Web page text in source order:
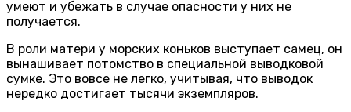
умеют и убежать в случае опасности у них не
получается.
В роли матери у морских коньков выступает самец, он
вынашивает потомство в специальной выводковой
сумке. Это вовсе не легко, учитывая, что выводок
нередко достигает тысячи экземпляров.